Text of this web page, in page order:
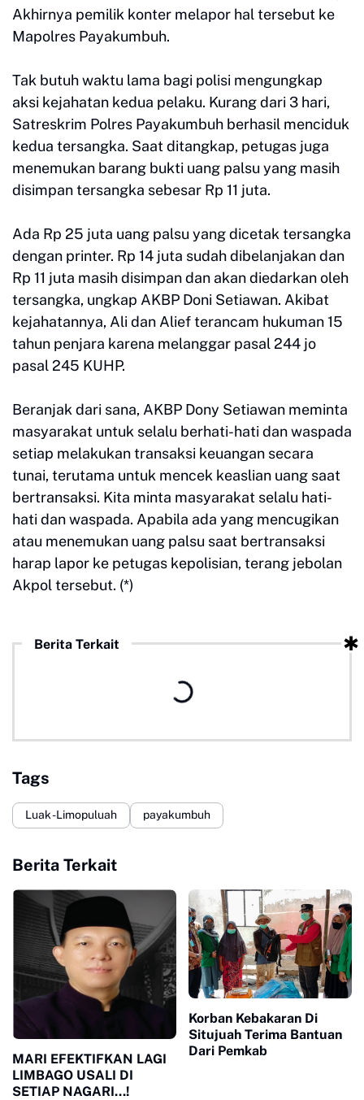
Akhirnya pemilik konter melapor hal tersebut ke
Mapolres Payakumbuh.
Tak butuh waktu lama bagi polisi mengungkap
aksi kejahatan kedua pelaku. Kurang dari 3 hari,
Satreskrim Polres Payakumbuh berhasil menciduk
kedua tersangka. Saat ditangkap, petugas juga
menemukan barang bukti uang palsu yang masih
disimpan tersangka sebesar Rp 11 juta.
Ada Rp 25 juta uang palsu yang dicetak tersangka
dengan printer. Rp 14 juta sudah dibelanjakan dan
Rp 11 juta masih disimpan dan akan diedarkan oleh
tersangka, ungkap AKBP Doni Setiawan. Akibat
kejahatannya, Ali dan Alief terancam hukuman 15
tahun penjara karena melanggar pasal 244 jo
pasal 245 KUHP.
Beranjak dari sana, AKBP Dony Setiawan meminta
masyarakat untuk selalu berhati-hati dan waspada
setiap melakukan transaksi keuangan secara
tunai, terutama untuk mencek keaslian uang saat
bertransaksi. Kita minta masyarakat selalu hati-
hati dan waspada. Apabila ada yang mencugikan
atau menemukan uang palsu saat bertransaksi
harap lapor ke petugas kepolisian, terang jebolan
Akpol tersebut. (*)
Berita Terkait
Tags
Luak -Limopuluah payakumbuh
Berita Terkait
MARI EFEKTIFKAN LAGI
LIMBAGO USALI DI
SETIAP NAGARI...!
Korban Kebakaran Di
Situjuah Terima Bantuan
Dari Pemkab